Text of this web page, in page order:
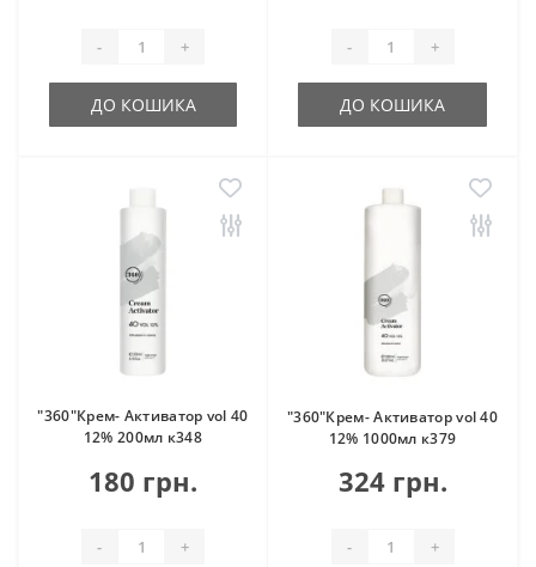
- +
ДО КОШИКА
- +
ДО КОШИКА
"360"Крем- Активатор vol 40
12% 200мл к348
180 грн.
- +
"360"Крем- Активатор vol 40
12% 1000мл к379
324 грн.
- +